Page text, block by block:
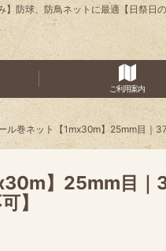
防球、防鳥ネットに最適【日祭日
ご利用案内
ル巻ネット【1mx30m】25mm目｜
】25mm目｜
】